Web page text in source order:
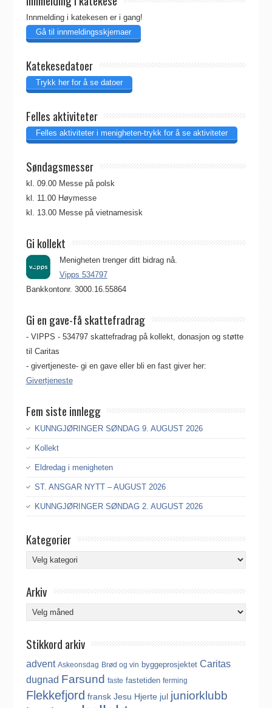
Innmelding i katekesen er i gang!
Gå til innmeldingsskjemaer
Katekesedatoer
Trykk her for å se datoer
Felles aktiviteter
Felles aktiviteter i menigheten-trykk for å se aktiviteter
Søndagsmesser
kl. 09.00 Messe på polsk
kl. 11.00 Høymesse
kl. 13.00 Messe på vietnamesisk
Gi kollekt
Menigheten trenger ditt bidrag nå.
Vipps 534797
Bankkontonr. 3000.16.55864
Gi en gave-få skattefradrag
- VIPPS - 534797 skattefradrag på kollekt, donasjon og støtte
til Caritas
- givertjeneste- gi en gave eller bli en fast giver her:
Givertjeneste
Fem siste innlegg
KUNNGJØRINGER SØNDAG 9. AUGUST 2026
Kollekt
Eldredag i menigheten
ST. ANSGAR NYTT – AUGUST 2026
KUNNGJØRINGER SØNDAG 2. AUGUST 2026
Kategorier
Kategorier
Arkiv
Arkiv
Stikkord arkiv
advent Askeonsdag Brød og vin byggeprosjektet Caritas
dugnad Farsund faste fastetiden ferming
Flekkefjord fransk Jesu Hjerte jul juniorklubb